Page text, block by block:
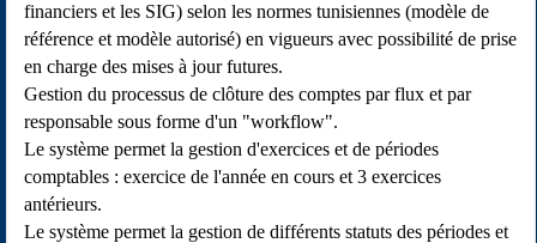
financiers et les SIG) selon les normes tunisiennes (modèle de
référence et modèle autorisé) en vigueurs avec possibilité de prise
en charge des mises à jour futures.
Gestion du processus de clôture des comptes par flux et par
responsable sous forme d'un "workflow".
Le système permet la gestion d'exercices et de périodes
comptables : exercice de l'année en cours et 3 exercices
antérieurs.
Le système permet la gestion de différents statuts des périodes et